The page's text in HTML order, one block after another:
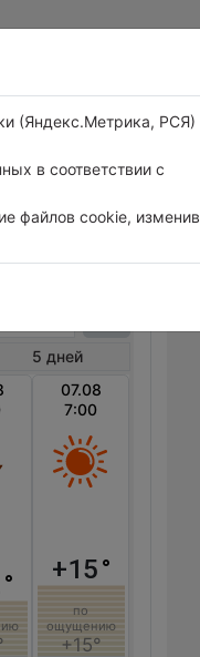
5 дней
°
07.08
7:00
+15°
по
ощущению
+15°
(Яндекс.Метрика, РСЯ)
в соответствии с
файлов cookie, изменив